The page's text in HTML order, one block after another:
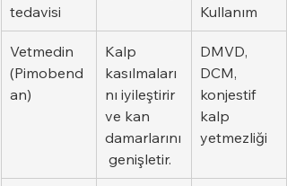
tedavisi
Kullanım
Vetmedin
(Pimobend
an)
Kalp
kasılmaları
nı iyileştirir
ve kan
damarlarını
genişletir.
DMVD,
DCM,
konjestif
kalp
yetmezliği